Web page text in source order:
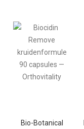
Bio-Botanical